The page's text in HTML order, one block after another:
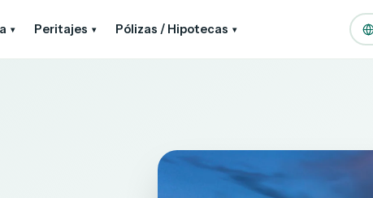
▾ Peritajes ▾ Pólizas / Hipotecas ▾